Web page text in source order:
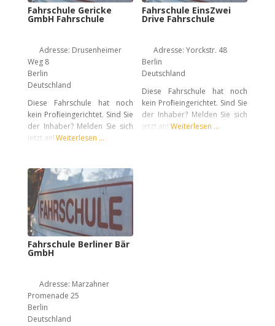
Fahrschule Gericke
GmbH Fahrschule
Adresse: Drusenheimer
Weg 8
Berlin
Deutschland
Diese Fahrschule hat noch
kein Profil eingerichtet. Sind Sie
der Inhaber? Melden Sie sich
jetzt an! Weiterlesen …
Fahrschule EinsZwei
Drive Fahrschule
Adresse:Yorckstr. 48
Berlin
Deutschland
Diese Fahrschule hat noch
kein Profil eingerichtet. Sind Sie
der Inhaber? Melden Sie sich
jetzt an! Weiterlesen …
Fahrschule Berliner Bär
GmbH
Adresse: Marzahner
Promenade 25
Berlin
Deutschland